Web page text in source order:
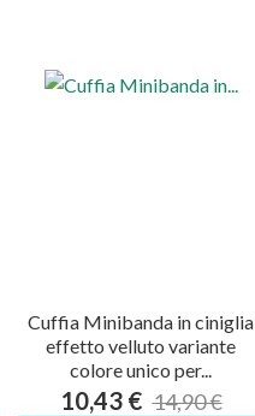
Cuffia Minibanda in ciniglia
effetto velluto variante
colore unico per...
10,43 € 14,90 €